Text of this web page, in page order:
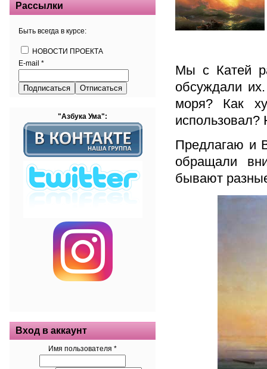
Рассылки
Быть всегда в курсе:
НОВОСТИ ПРОЕКТА
E-mail *
"Азбука Ума":
Вход в аккаунт
Имя пользователя *
Мы с Катей
обсуждали
моря? Как
использовал?
Предлагаю и
обращали
бывают